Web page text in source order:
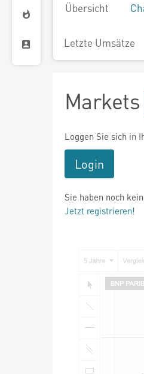
Übersicht
Letzte Umsätze
Markets
Loggen Sie sich in
Login
Sie haben noch
Jetzt registrieren!